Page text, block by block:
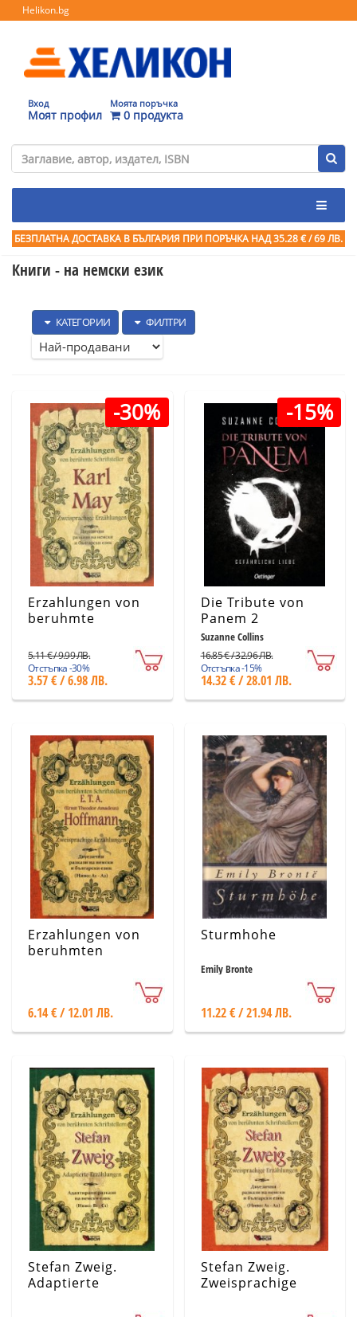
Helikon.bg
Вход
Моят профил
Моята поръчка
0 продукта
БЕЗПЛАТНА ДОСТАВКА В БЪЛГАРИЯ ПРИ ПОРЪЧКА НАД 35.28 € / 69 ЛВ.
Книги - на немски език
КАТЕГОРИИ ФИЛТРИ
-30%
Erzahlungen von
beruhmte
May. Двуезични
разкази на
немски и на
български
5.11 € / 9.99 ЛВ.
Отстъпка -30%
3.57 € / 6.98 ЛВ.
-15%
Die Tribute von
Panem 2
Suzanne Collins
16.85 € / 32.96 ЛВ.
Отстъпка -15%
14.32 € / 28.01 ЛВ.
Erzahlungen von
beruhmten
6.14 € / 12.01 ЛВ.
Sturmhohe
Emily Bronte
11.22 € / 21.94 ЛВ.
Stefan Zweig.
Adaptierte
Stefan Zweig.
Zweisprachige